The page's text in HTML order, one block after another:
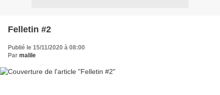
Felletin #2
Publié le 15/11/2020 à 08:00
Par malile